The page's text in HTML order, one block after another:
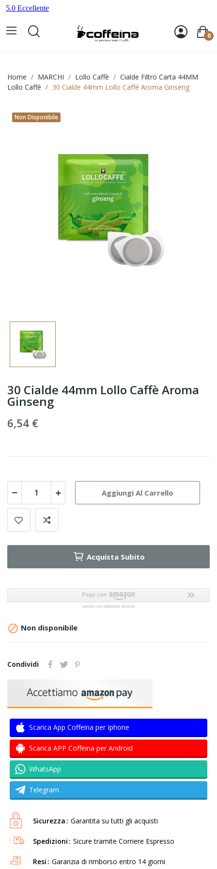
0
Home MARCHI Lollo Caffè
Cialde Filtro Carta 44MM
Lollo Caffè
30 Cialde 44mm Lollo Caffè Aroma Ginseng
Non Disponibile
30 Cialde 44mm Lollo Caffè Aroma
Ginseng
6,54 €
Aggiungi Al Carrello
Acquista Subito
 Non disponibile
Condividi
Scarica App Coffeina per Iphone
Scarica APP Coffeina per Android
WhatsApp
Telegram
Sicurezza Garantita su tutti gli acquisti
Spedizioni Sicure tramite Corriere Espresso
Resi Garanzia di rimborso entro 14 giorni